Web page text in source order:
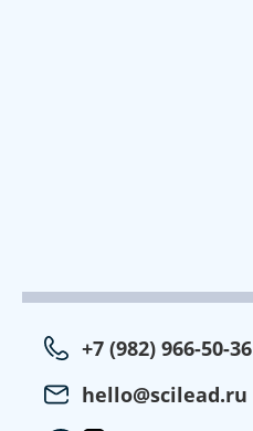
+7 (982) 966-50-36
hello@scilead.ru